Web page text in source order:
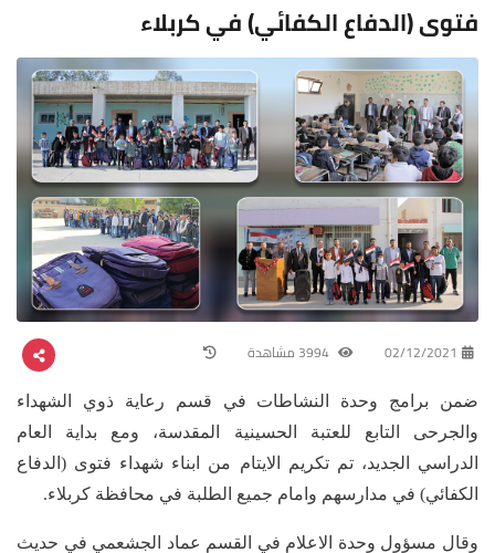
فتوى (الدفاع الكفائي) في كربلاء
02/12/2021
ضمن برامج وحدة النشاطات في قسم رعاية ذوي الشهداء
والجرحى التابع للعتبة الحسينية المقدسة، ومع بداية العام
الدراسي الجديد، تم تكريم الايتام من ابناء شهداء فتوى (الدفاع
الكفائي) في مدارسهم وامام جميع الطلبة في محافظة كربلاء.
وقال مسؤول وحدة الاعلام في القسم عماد الجشعمي في حديث